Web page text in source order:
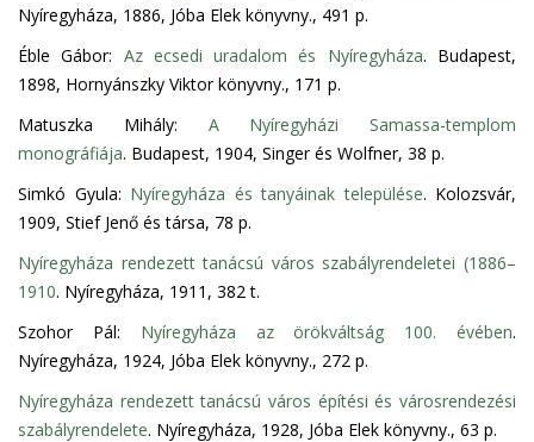
Nyíregyháza, 1886, Jóba Elek könyvny., 491 p.
Éble Gábor: Az ecsedi uradalom és Nyíregyháza. Budapest,
1898, Hornyánszky Viktor könyvny., 171 p.
Matuszka Mihály: A Nyíregyházi Samassa-templom
monográfiája. Budapest, 1904, Singer és Wolfner, 38 p.
Simkó Gyula: Nyíregyháza és tanyáinak települése. Kolozsvár,
1909, Stief Jenő és társa, 78 p.
Nyíregyháza rendezett tanácsú város szabályrendeletei (1886–
1910. Nyíregyháza, 1911, 382 t.
Szohor Pál: Nyíregyháza az örökváltság 100. évében.
Nyíregyháza, 1924, Jóba Elek könyvny., 272 p.
Nyíregyháza rendezett tanácsú város építési és városrendezési
szabályrendelete. Nyíregyháza, 1928, Jóba Elek könyvny., 63 p.